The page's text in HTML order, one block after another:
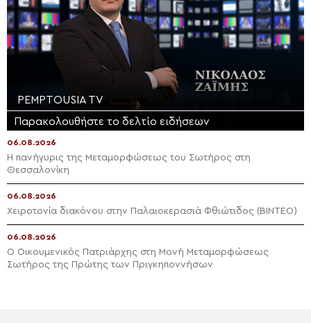
PEMPTOUSIA TV
Παρακολουθήστε το δελτίο ειδήσεων
06.08.2026
Η πανήγυρις της Μεταμορφώσεως του Σωτήρος στη
Θεσσαλονίκη
06.08.2026
Χειροτονία διακόνου στην Παλαιοκερασιά Φθιώτιδος (ΒΙΝΤΕΟ)
06.08.2026
Ο Οικουμενικός Πατριάρχης στη Μονή Μεταμορφώσεως
Σωτήρος της Πρώτης των Πριγκηποννήσων